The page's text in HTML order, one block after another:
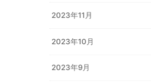
2023年11月
2023年10月
2023年9月